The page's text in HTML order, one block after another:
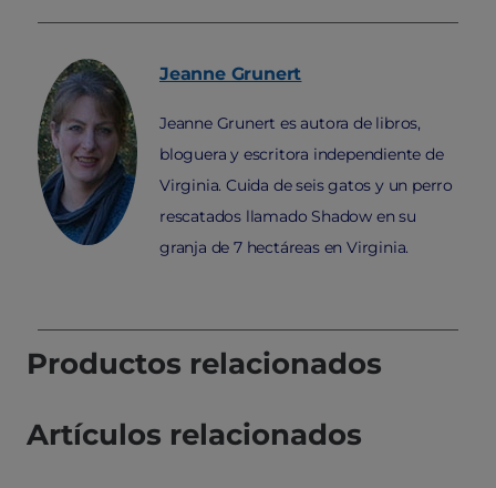
Jeanne Grunert
Jeanne Grunert es autora de libros,
bloguera y escritora independiente de
Virginia. Cuida de seis gatos y un perro
rescatados llamado Shadow en su
granja de 7 hectáreas en Virginia.
Productos relacionados
Artículos relacionados